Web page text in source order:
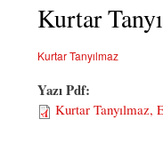
Kurtar
Kurtar Tanyılmaz
Yazı Pdf:
Kurtar Tanyılmaz,